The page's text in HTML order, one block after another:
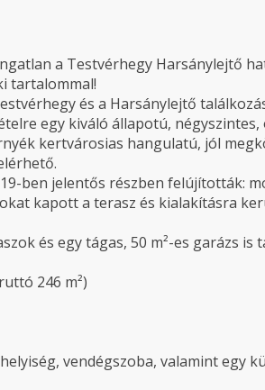
a Testvérhegy Harsánylejtő
tartalommal!
és a Harsánylejtő
egy kiváló állapotú, négyszintes,
kertvárosias hangulatú, jól
ben jelentős részben felújították:
kapott a terasz és kialakításra
és egy tágas, 50 m²-es garázs is
246 m²)
vendégszoba, valamint egy